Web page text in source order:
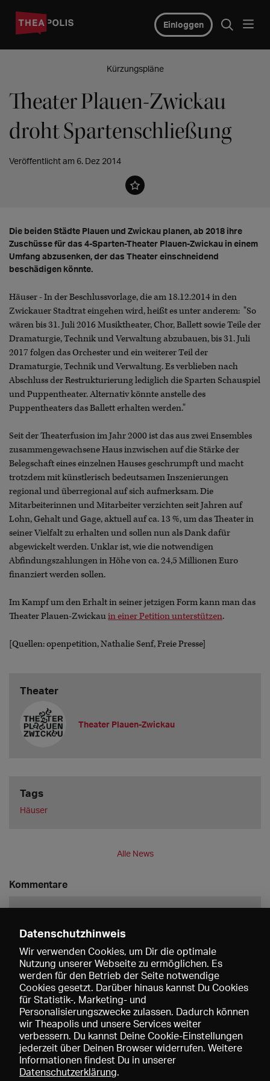
Einloggen
Kürzungspläne
Theater Plauen-Zwickau
droht Spartenschließung
Veröffentlicht am 6. Dez 2014
Die beiden Städte Plauen und Zwickau planen, ab 2018 ihre
Zuschüsse für das 4-Sparten-Theater Plauen-Zwickau in einem
Umfang abzusenken, der das Theater einschneidend
beschädigen könnte.
Häuser - In der Beschlussvorlage, die am 18.12.2014 in den
Zwickauer Stadtrat eingehen wird, heißt es unter anderem: "So
wären bis 31. Juli 2016 Musiktheater, Chor, Ballett sowie Teile der
Dramaturgie, Technik und Verwaltung abzubauen, bis 31. Juli
2017 folgen das Orchester und ein weiterer Teil der
Dramaturgie, Technik und Verwaltung. Es verblieben nach
Abschluss der Restrukturierung lediglich die Sparten Schauspiel
und Puppentheater. Alternativ könnte anstelle des
Puppentheaters das Ballett erhalten werden."
Seit der Theaterfusion im Jahr 2000 ist das aus zwei Ensembles
zusammengewachsene Haus inzwischen auf die Stärke der
Belegschaft eines einzelnen Hauses geschrumpft und macht
trotzdem mit künstlerisch bedeutsamen Inszenierungen
regional und überregional auf sich aufmerksam. Die
Mitarbeiterinnen und Mitarbeiter verzichten seit Jahren auf
Lohn, Gehalt und Gage, aktuell auf ca. 13 %, um das Theater in
seiner Vielfalt zu erhalten und sollen nun als Dank dafür
abgewickelt werden. Unklar ist, wie die notwendigen
Abfindungszahlungen in Höhe von ca. 24,5 Millionen Euro
finanziert werden sollen.
Im Kampf um den Erhalt in seiner jetzigen Form kann man das
Theater Plauen-Zwickauin einer Petition unterstützen.
[Quellen: openpetition, Nathalie Senf, Freie Presse]
Theater
Theater Plauen-Zwickau
Tags
Häuser
Alle News
Kommentare
Speichern
Datenschutzhinweis
Wir verwenden Cookies, um Dir die optimale
Nutzung unserer Webseite zu ermöglichen. Es
werden für den Betrieb der Seite notwendige
Cookies gesetzt. Darüber hinaus kannst Du Cookies
für Statistik-, Marketing- und
Personalisierungszwecke zulassen. Dadurch können
wir Theapolis und unsere Services weiter
verbessern. Du kannst Deine Cookie-Einstellungen
jederzeit über Deinen Browser widerrufen. Weitere
Informationen findest Du in unserer
Datenschutzerklärung.